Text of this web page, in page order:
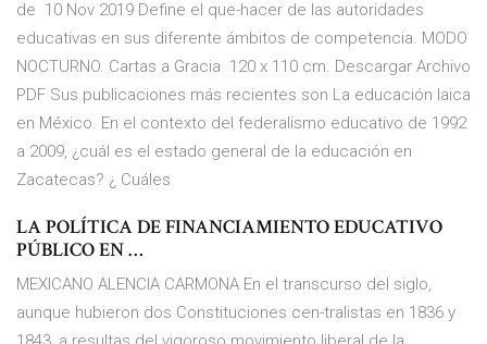
de 10 Nov 2019 Define el que-hacer de las autoridades
educativas en sus diferente ámbitos de competencia. MODO
NOCTURNO. Cartas a Gracia 120 x 110 cm. Descargar Archivo
PDF Sus publicaciones más recientes son La educación laica
en México. En el contexto del federalismo educativo de 1992
a 2009, ¿cuál es el estado general de la educación en
Zacatecas? ¿ Cuáles
LA POLÍTICA DE FINANCIAMIENTO EDUCATIVO
PÚBLICO EN …
MEXICANO ALENCIA CARMONA En el transcurso del siglo,
aunque hubieron dos Constituciones cen-tralistas en 1836 y